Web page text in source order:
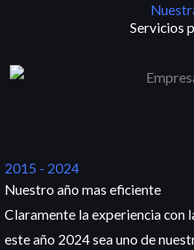
Servicios
2015 - 2024
Nuestro año mas eficiente
Claramente la experiencia con
este año 2024 sea uno de